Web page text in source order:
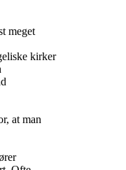
meget
kirker
at man